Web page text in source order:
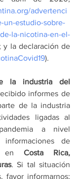
advertenci
un-estudio-sobre-
la-nicotina-en-el-
; y la declaración de
).
la industria del
informes de
de la industria
ligadas al
a nivel
informaciones de
en Costa Rica,
. Si tal situación
favor informarnos;